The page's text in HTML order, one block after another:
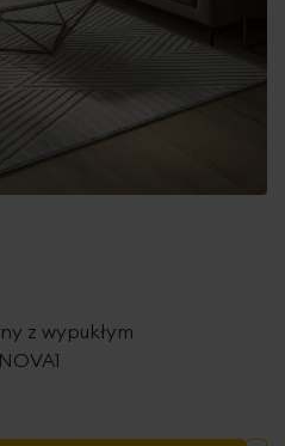
z wypukłym